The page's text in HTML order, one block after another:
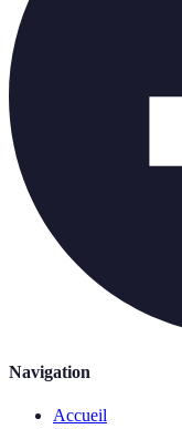
Navigation
Accueil